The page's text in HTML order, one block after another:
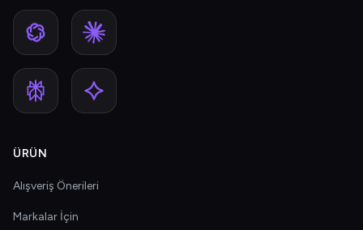
ÜRÜN
Alışveriş Önerileri
Markalar İçin